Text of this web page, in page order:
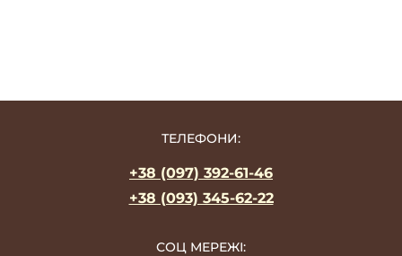
ТЕЛЕФОНИ:
+38 (097) 392-61-46
+38 (093) 345-62-22
СОЦ МЕРЕЖІ: